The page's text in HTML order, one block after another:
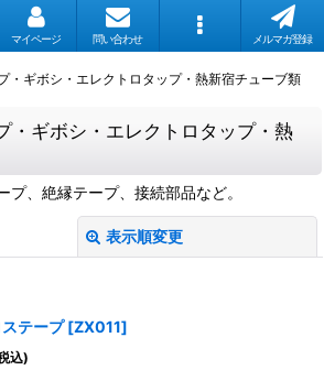
マイページ 問い合わせ メルマガ登録
・ギボシ・エレクトロタップ・熱新宿チューブ類
・ギボシ・エレクトロタップ・熱
プ、絶縁テープ、接続部品など。
表示順変更
テープ [ZX011]
込)